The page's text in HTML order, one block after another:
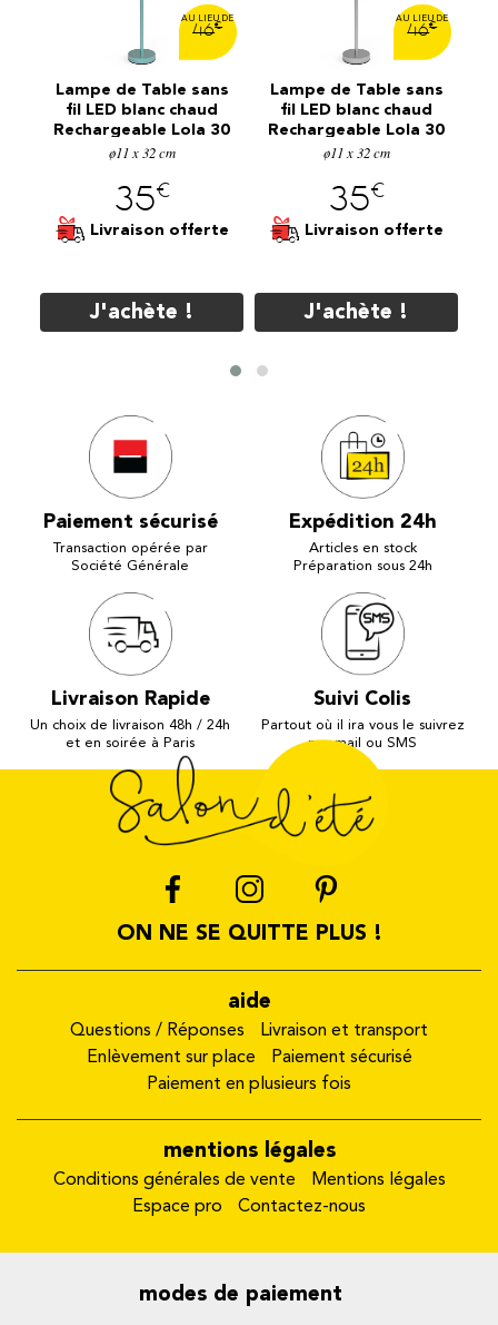
46€
Lampe de Table sans
fil LED blanc chaud
Rechargeable Lola 30
Menthe
ø11 x 32 cm
35€
Livraison offerte
J'achète !
46€
Lampe de Table sans
fil LED blanc chaud
Rechargeable Lola 30
Gris Spatial
ø11 x 32 cm
35€
Livraison offerte
J'achète !
Paiement sécurisé
Transaction opérée par
Société Générale
Expédition 24h
Articles en stock
Préparation sous 24h
Livraison Rapide
Un choix de livraison 48h / 24h
et en soirée à Paris
Suivi Colis
Partout où il ira vous le suivrez
par mail ou SMS
ON NE SE QUITTE PLUS !
aide
Questions / Réponses
Livraison et transport
Enlèvement sur place
Paiement sécurisé
Paiement en plusieurs fois
mentions légales
Conditions générales de vente
Mentions légales
Espace pro
Contactez-nous
modes de paiement